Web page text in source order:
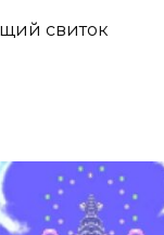
свиток